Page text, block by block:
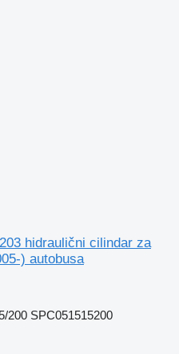
hidraulični cilindar za
) autobusa
200 SPC051515200